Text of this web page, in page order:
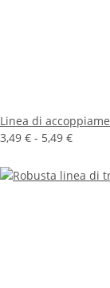
Linea di
3,49 € - 5,49 €